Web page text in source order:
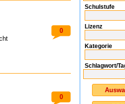
0
0
Schulstufe
Lizenz
Kategorie
Schlagwort/